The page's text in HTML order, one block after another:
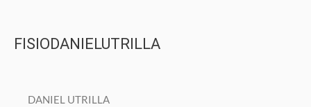
FISIODANIELUTRILLA
DANIEL UTRILLA